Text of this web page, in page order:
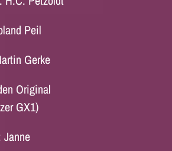
Peil
Gerke
Original
GX1)
Janne